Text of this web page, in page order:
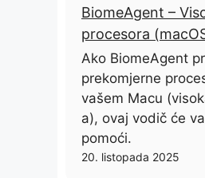
BiomeAgent –
procesora
Ako BiomeAgent
prekomjerne
vašem Macu
a), ovaj vodič će
pomoći.
20. listopada 2025